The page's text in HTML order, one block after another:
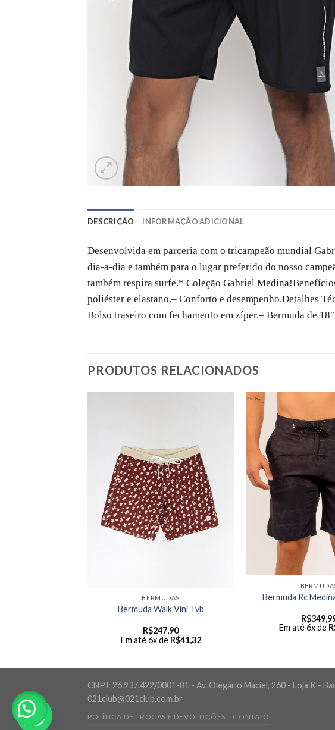
DESCRIÇÃO INFORMAÇÃO ADICIONAL
Desenvolvida em parceria com o tricampeão mundial
dia-a-dia e também para o lugar preferido do nosso
também respira surfe.* Coleção Gabriel Medina!
poliéster e elastano.– Conforto e desempenho.Detalhes
Bolso traseiro com fechamento em zíper.– Bermuda de
PRODUTOS RELACIONADOS
BERMUDAS
Bermuda Walk Vini Tvb
R$247,90
Em até 6x de R$41,32
Bermuda Rc
R$
Em até 6x de
CNPJ: 26.937.422/0001-81 - Av. Olegário Maciel, 260 - Loja K -
021club@021club.com.br
POLÍTICA DE TROCAS E DEVOLUÇÕES CONTATO